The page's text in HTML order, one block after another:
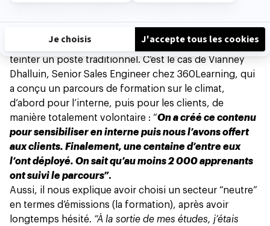
Dans d’autres cas de figure, l’écotaf vient simplement
teinter un poste traditionnel. C’est le cas de Vianney
Dhalluin, Senior Sales Engineer chez 360Learning, qui
a conçu un parcours de formation sur le climat,
d’abord pour l’interne, puis pour les clients, de
manière totalement volontaire : “On a créé ce contenu
pour sensibiliser en interne puis nous l’avons offert
aux clients. Finalement, une centaine d’entre eux
l’ont déployé. On sait qu’au moins 2 000 apprenants
ont suivi le parcours”.
Aussi, il nous explique avoir choisi un secteur “neutre”
en termes d’émissions (la formation), après avoir
longtemps hésité. “À la sortie de mes études, j’étais